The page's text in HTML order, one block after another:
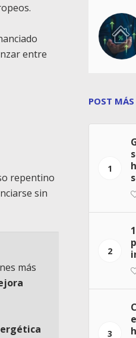
entre
repentino
sin
más
POST MÁS
1
2
3